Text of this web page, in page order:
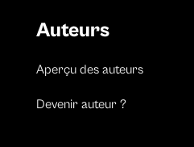
Auteurs
Aperçu des auteurs
Devenir auteur ?